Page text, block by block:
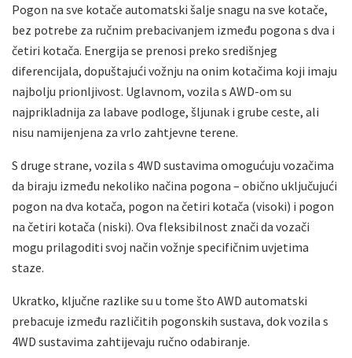
Pogon na sve kotače automatski šalje snagu na sve kotače,
bez potrebe za ručnim prebacivanjem između pogona s dva i
četiri kotača. Energija se prenosi preko središnjeg
diferencijala, dopuštajući vožnju na onim kotačima koji imaju
najbolju prionljivost. Uglavnom, vozila s AWD-om su
najprikladnija za labave podloge, šljunak i grube ceste, ali
nisu namijenjena za vrlo zahtjevne terene.
S druge strane, vozila s 4WD sustavima omogućuju vozačima
da biraju između nekoliko načina pogona – obično uključujući
pogon na dva kotača, pogon na četiri kotača (visoki) i pogon
na četiri kotača (niski). Ova fleksibilnost znači da vozači
mogu prilagoditi svoj način vožnje specifičnim uvjetima
staze.
Ukratko, ključne razlike su u tome što AWD automatski
prebacuje između različitih pogonskih sustava, dok vozila s
4WD sustavima zahtijevaju ručno odabiranje.